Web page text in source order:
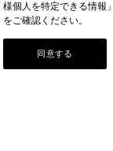
Our Story
様個人を特定できる情報
をご確認ください。
同意する